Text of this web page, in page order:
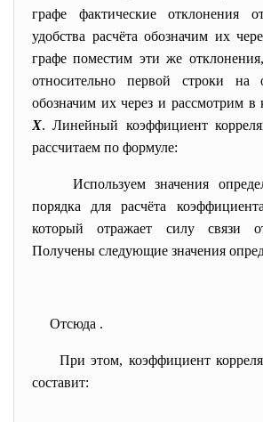
графе фактические отклонения
удобства расчёта обозначим их
графе поместим эти же
относительно первой строки
обозначим их черези рассмотрим в
X. Линейный коэффициент
рассчитаем по формуле:
Используем значения
порядка для расчёта
который отражает силу связи
Получены следующие значения
Отсюда .
При этом, коэффициент
составит: